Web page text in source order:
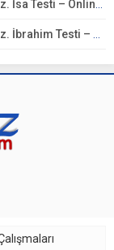
İsa Testi – Online Çöz
Testi – Online Çöz